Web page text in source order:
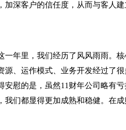
加深客户的信任度，从而与客人
一年里，我们经历了风风雨雨。
源、运作模式、业务开发经过了
安慰的是，虽然11财年公司略有
我们都显得更加成熟和稳健。在